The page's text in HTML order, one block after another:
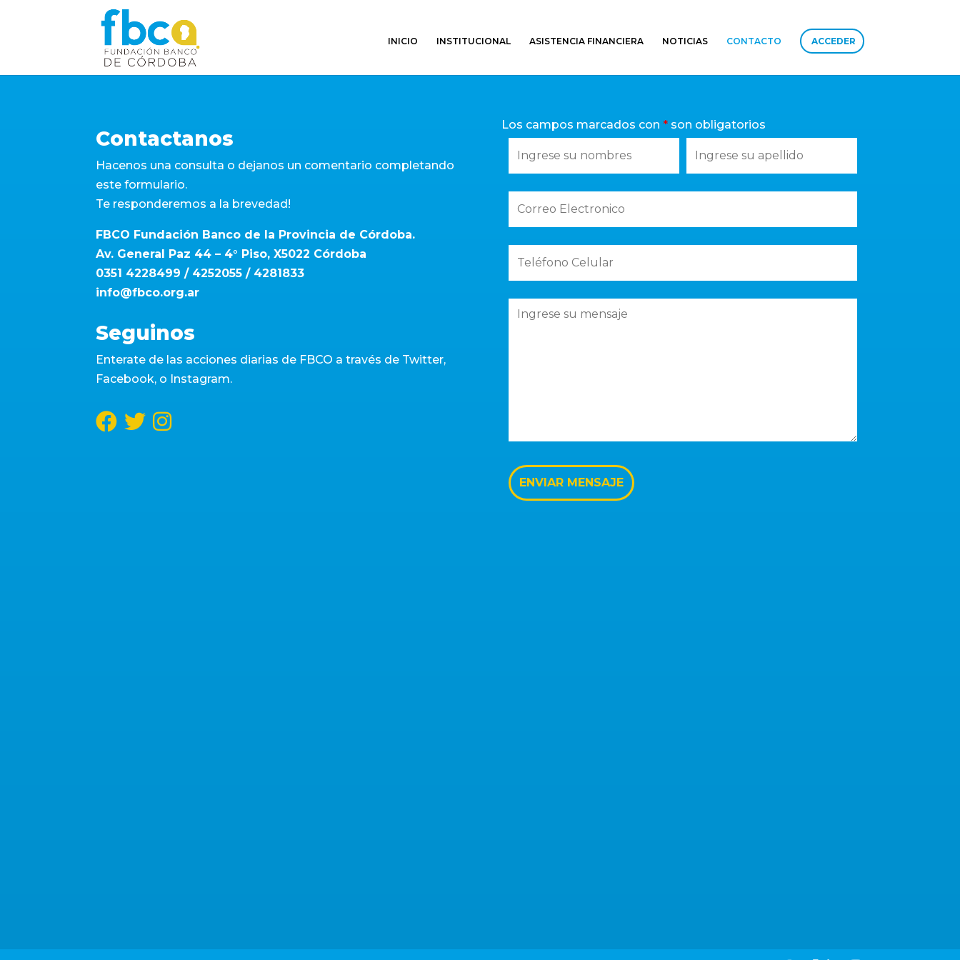
INICIO INSTITUCIONAL ASISTENCIA FINANCIERA NOTICIAS CONTACTO ACCEDER
Contactanos
Hacenos una consulta o dejanos un comentario completando
este formulario.
Te responderemos a la brevedad!
FBCO Fundación Banco de la Provincia de Córdoba.
Av. General Paz 44 – 4° Piso, X5022 Córdoba
0351 4228499 / 4252055 / 4281833
info@fbco.org.ar
Seguinos
Enterate de las acciones diarias de FBCO a través de Twitter,
Facebook, o Instagram.
Los campos marcados con *son obligatorios